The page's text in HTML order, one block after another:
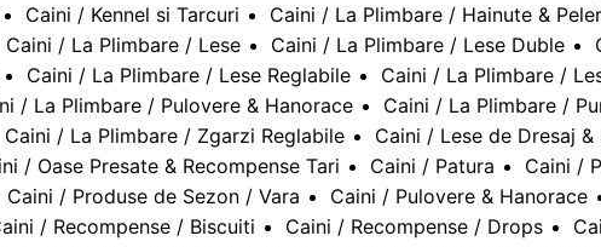
Caini / Kennel si Tarcuri Caini / La Plimbare / Hainute &
Caini / La Plimbare / Lese Caini / La Plimbare / Lese Duble
Caini / La Plimbare / Lese Reglabile
Caini / La Plimbare /
/ La Plimbare / Pulovere & Hanorace Caini / La Plimbare /
Caini / La Plimbare / Zgarzi Reglabile Caini / Lese de Dresaj &
/ Oase Presate & Recompense Tari Caini / Patura Caini /
Caini / Produse de Sezon / Vara Caini / Pulovere & Hanorace
/ Recompense / Biscuiti Caini / Recompense / Drops